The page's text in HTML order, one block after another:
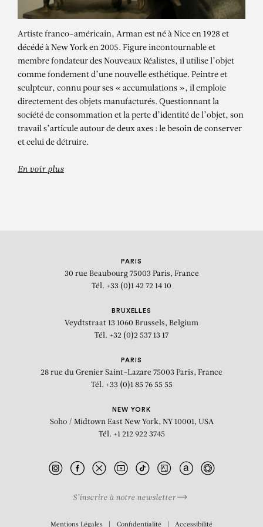
ARMAN
Artiste franco-américain, Arman est né à Nice en 1928 et
décédé à New York en 2005. Figure incontournable et
membre fondateur des Nouveaux Réalistes, il utilise l’objet
comme fondement d’une nouvelle esthétique. Peintre et
sculpteur, connu pour ses « accumulations », il emploie
directement des objets manufacturés. Questionnant la
société de consommation et la perte d’identité de l’objet, son
travail s’articule autour de deux axes : le besoin de conserver
et celui de détruire.
En voir plus
PARIS
30 rue Beaubourg 75003 Paris, France
Tél. +33 (0)1 42 72 14 10
BRUXELLES
Veydtstraat 13 1060 Brussels, Belgium
Tél. +32 (0)2 537 13 17
PARIS
28 rue du Grenier Saint-Lazare 75003 Paris, France
Tél. +33 (0)1 85 76 55 55
NEW YORK
Soho / Midtown East New York, NY 10001, USA
Tél. +1 212 922 3745
S’inscrire à notre newsletter
Mentions Légales Confidentialité Accessibilité